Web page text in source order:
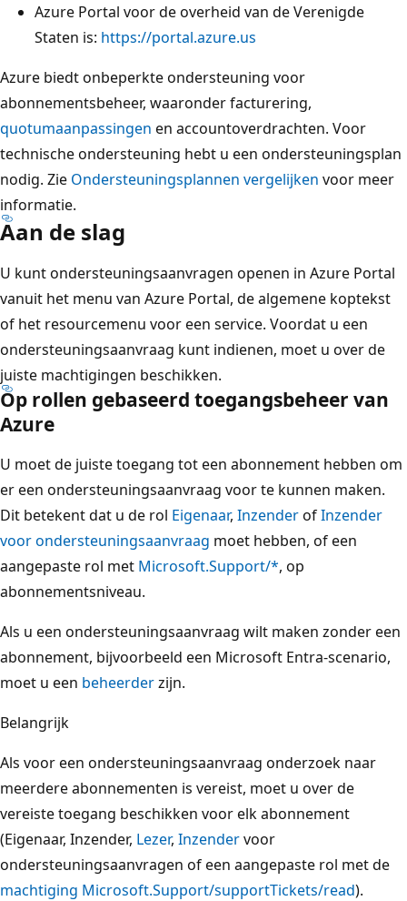
Azure Portal voor de overheid van de Verenigde
Staten is: https://portal.azure.us
Azure biedt onbeperkte ondersteuning voor
abonnementsbeheer, waaronder facturering,
quotumaanpassingen en accountoverdrachten. Voor
technische ondersteuning hebt u een ondersteuningsplan
nodig. Zie Ondersteuningsplannen vergelijken voor meer
informatie.
Aan de slag
U kunt ondersteuningsaanvragen openen in Azure Portal
vanuit het menu van Azure Portal, de algemene koptekst
of het resourcemenu voor een service. Voordat u een
ondersteuningsaanvraag kunt indienen, moet u over de
juiste machtigingen beschikken.
Op rollen gebaseerd toegangsbeheer van
Azure
U moet de juiste toegang tot een abonnement hebben om
er een ondersteuningsaanvraag voor te kunnen maken.
Dit betekent dat u de rol Eigenaar, InzenderofInzender
voor ondersteuningsaanvraag moet hebben, of een
aangepaste rol met Microsoft.Support/*, op
abonnementsniveau.
Als u een ondersteuningsaanvraag wilt maken zonder een
abonnement, bijvoorbeeld een Microsoft Entra-scenario,
moet u een beheerderzijn.
Belangrijk
Als voor een ondersteuningsaanvraag onderzoek naar
meerdere abonnementen is vereist, moet u over de
vereiste toegang beschikken voor elk abonnement
(Eigenaar, Inzender, Lezer, Inzendervoor
ondersteuningsaanvragen of een aangepaste rol met de
machtiging Microsoft.Support/supportTickets/read).